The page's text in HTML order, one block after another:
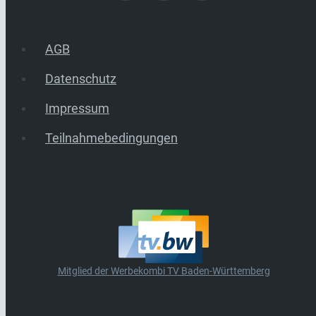
AGB
Datenschutz
Impressum
Teilnahmebedingungen
Mitglied der Werbekombi TV Baden-Württemberg